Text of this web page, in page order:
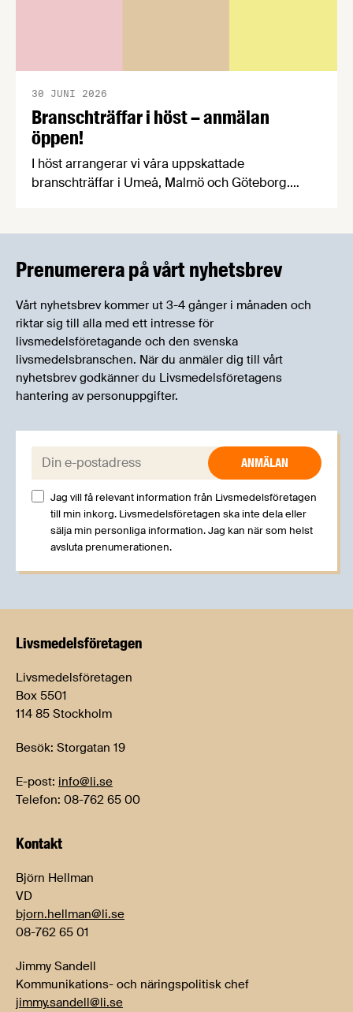
Branschträffar i höst – anmälan
öppen!
30 JUNI 2026
I höst arrangerar vi våra uppskattade
branschträffar i Umeå, Malmö och Göteborg.
Prenumerera på vårt nyhetsbrev
Vårt nyhetsbrev kommer ut 3-4 gånger i månaden och
riktar sig till alla med ett intresse för
livsmedelsföretagande och den svenska
livsmedelsbranschen. När du anmäler dig till vårt
nyhetsbrev godkänner du Livsmedelsföretagens
hantering av personuppgifter.
E-post:
Jag vill få relevant information från Livsmedelsföretagen
till min inkorg. Livsmedelsföretagen ska inte dela eller
sälja min personliga information. Jag kan när som helst
avsluta prenumerationen.
Livsmedels­företagen
Livsmedelsföretagen
Box 5501
114 85 Stockholm
Besök: Storgatan 19
E-post: info@li.se
Telefon: 08-762 65 00
Kontakt
Björn Hellman
VD
bjorn.hellman@li.se
08-762 65 01
Jimmy Sandell
Kommunikations- och näringspolitisk chef
jimmy.sandell@li.se